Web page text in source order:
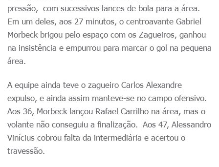
pressão, com sucessivos lances de bola para a área.
Em um deles, aos 27 minutos, o centroavante Gabriel
Morbeck brigou pelo espaço com os Zagueiros, ganhou
na insistência e empurrou para marcar o gol na pequena
área.
A equipe ainda teve o zagueiro Carlos Alexandre
expulso, e ainda assim manteve-se no campo ofensivo.
Aos 36, Morbeck lançou Rafael Carrilho na área, mas o
volante não conseguiu a finalização. Aos 47, Alessandro
Vinícius cobrou falta da intermediária e acertou o
travessão.